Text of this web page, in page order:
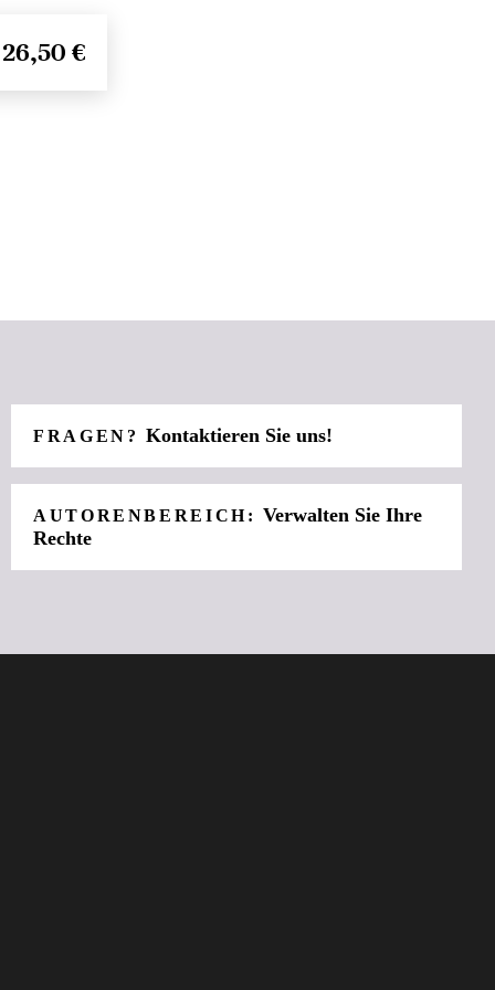
26,50 €
FRAGEN?Kontaktieren Sie uns!
AUTORENBEREICH:Verwalten Sie Ihre
Rechte